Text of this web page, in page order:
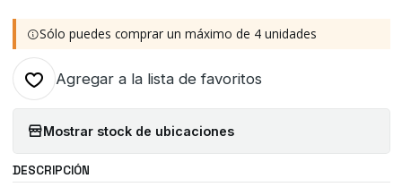
Sólo puedes comprar un máximo de 4 unidades
Agregar a la lista de favoritos
Mostrar stock de ubicaciones
DESCRIPCIÓN